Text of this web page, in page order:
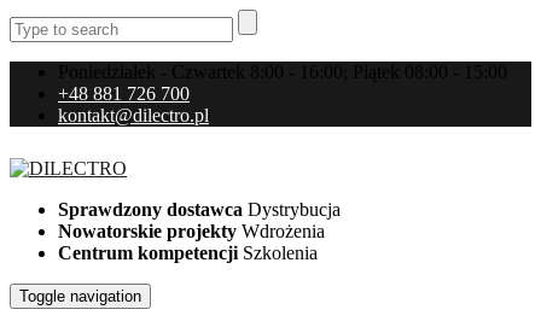
Poniedziałek - Czwartek 8:00 - 16:00; Piątek 08:00 - 15:00
+48 881 726 700
kontakt@dilectro.pl
Sprawdzony dostawca Dystrybucja
Nowatorskie projekty Wdrożenia
Centrum kompetencji Szkolenia
Toggle navigation